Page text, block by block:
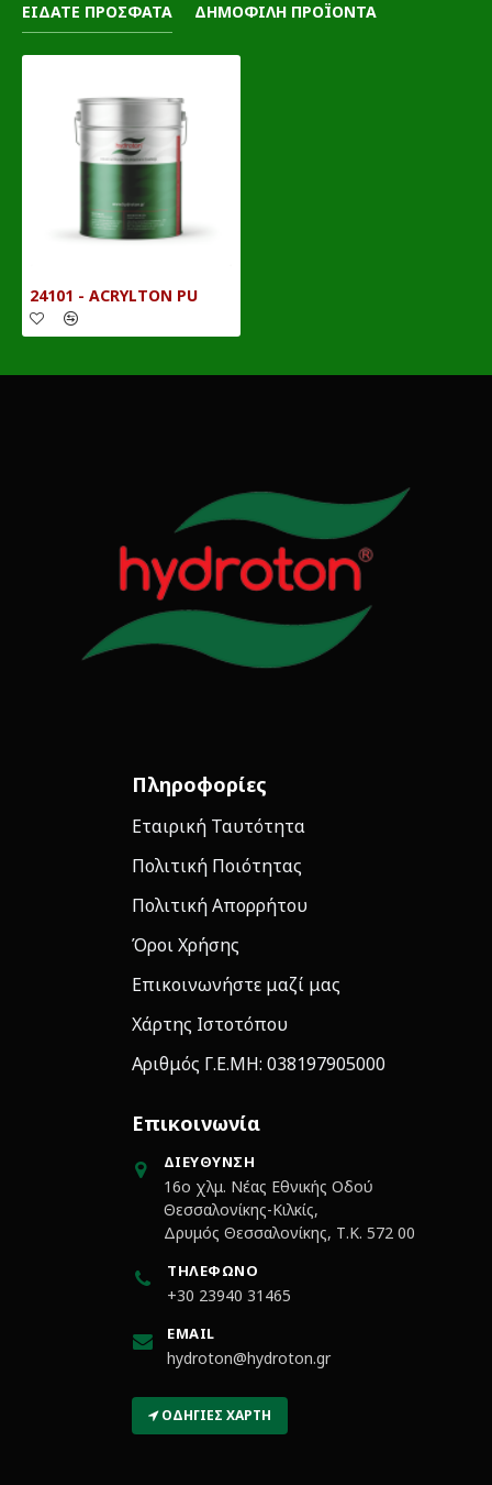
ΕΙΔΑΤΕ ΠΡΟΣΦΑΤΑ ΔΗΜΟΦΙΛΗ ΠΡΟΪΟΝΤΑ
24101 - ACRYLTON PU
Πληροφορίες
Εταιρική Ταυτότητα
Πολιτική Ποιότητας
Πολιτική Απορρήτου
Όροι Χρήσης
Επικοινωνήστε μαζί μας
Χάρτης Ιστοτόπου
Αριθμός Γ.Ε.ΜΗ: 038197905000
Επικοινωνία
ΔΙΕΎΘΥΝΣΗ
16ο χλμ. Νέας Εθνικής Οδού
Θεσσαλονίκης-Κιλκίς,
Δρυμός Θεσσαλονίκης, Τ.Κ. 572 00
ΤΗΛΈΦΩΝΟ
+30 23940 31465
EMAIL
hydroton@hydroton.gr
ΟΔΗΓΊΕΣ ΧΆΡΤΗ